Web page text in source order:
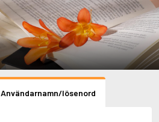
Användarnamn/lösenord